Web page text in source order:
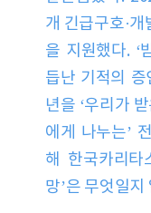
개 긴급구호·
을 지원했다. ‘
듭난 기적의
년을 ‘우리가
에게 나누는’
해 한국카리
망’은 무엇일지